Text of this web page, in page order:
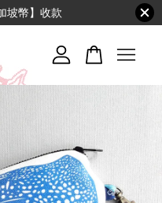
坡幣】收款
是空的。